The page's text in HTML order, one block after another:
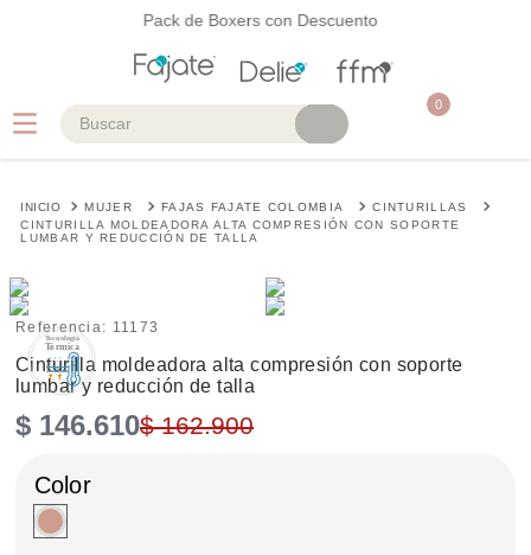
Pack de Boxers con Descuento
Buscar 0
MUJER FAJAS FAJATE COLOMBIA
CINTURILLAS
CINTURILLA MOLDEADORA ALTA COMPRESIÓN CON SOPORTE
LUMBAR Y REDUCCIÓN DE TALLA
Referencia: 11173
Cinturilla moldeadora alta compresión con soporte
lumbar y reducción de talla
$ 146.610$ 162.900
1 faja
5. vestidos baño